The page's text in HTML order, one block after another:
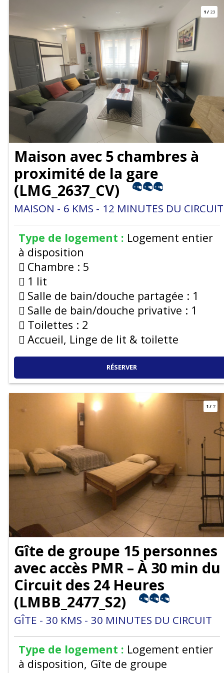
1/ 23
Maison avec 5 chambres à
proximité de la gare
(LMG_2637_CV)
MAISON 6 KMS 12 MINUTES DU CIRCUIT
Type de logement : Logement entier
à disposition
Chambre : 5
1 lit
Salle de bain/douche partagée : 1
Salle de bain/douche privative : 1
Toilettes : 2
Accueil, Linge de lit & toilette
RÉSERVER
1/ 7
Gîte de groupe 15 personnes
avec accès PMR – À 30 min du
Circuit des 24 Heures
(LMBB_2477_S2)
GÎTE 30 KMS 30 MINUTES DU CIRCUIT
Type de logement : Logement entier
à disposition Gîte de groupe